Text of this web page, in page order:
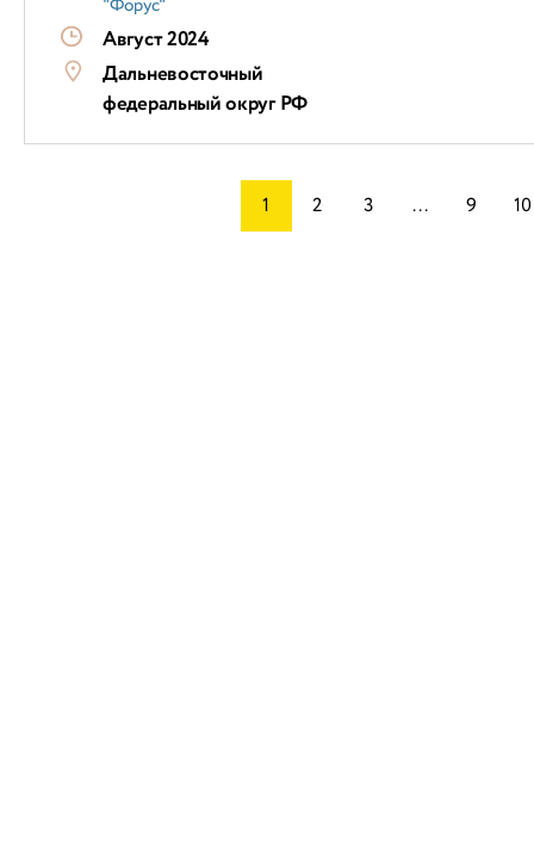
"Форус"
Август 2024
Дальневосточный
федеральный округ РФ
1 2 3 ... 9 10